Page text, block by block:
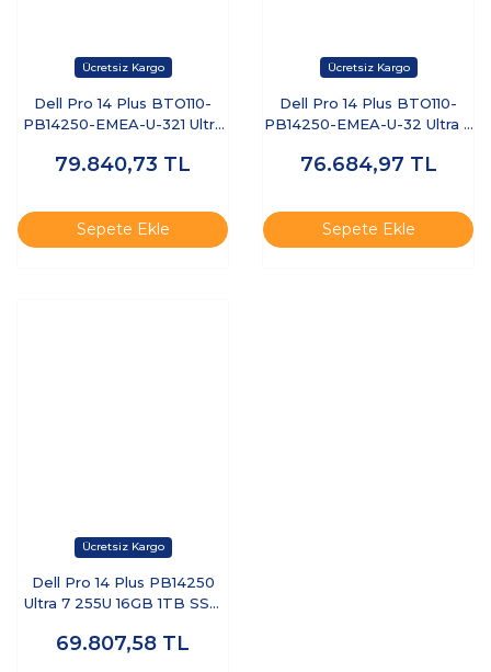
Dell Pro 14 Plus BTO110-
PB14250-EMEA-U-321 Ultra
Free Dos Dizüstü Bilgisayar
79.840,73 TL
Sepete Ekle
Dell Pro 14 Plus BTO110-
PB14250-EMEA-U-32 Ultra 7
Ubuntu Dizüstü Bilgisayar
76.684,97 TL
Sepete Ekle
Dell Pro 14 Plus PB14250
Ultra 7 255U 16GB 1TB SSD
PB14250-UBU
69.807,58 TL